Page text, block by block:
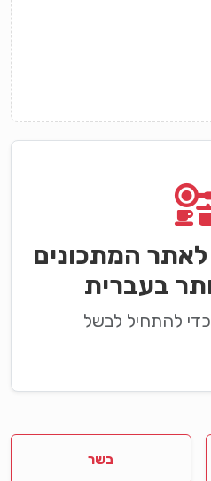
המתכונים
בעברית
להתחיל לבשל
בשר